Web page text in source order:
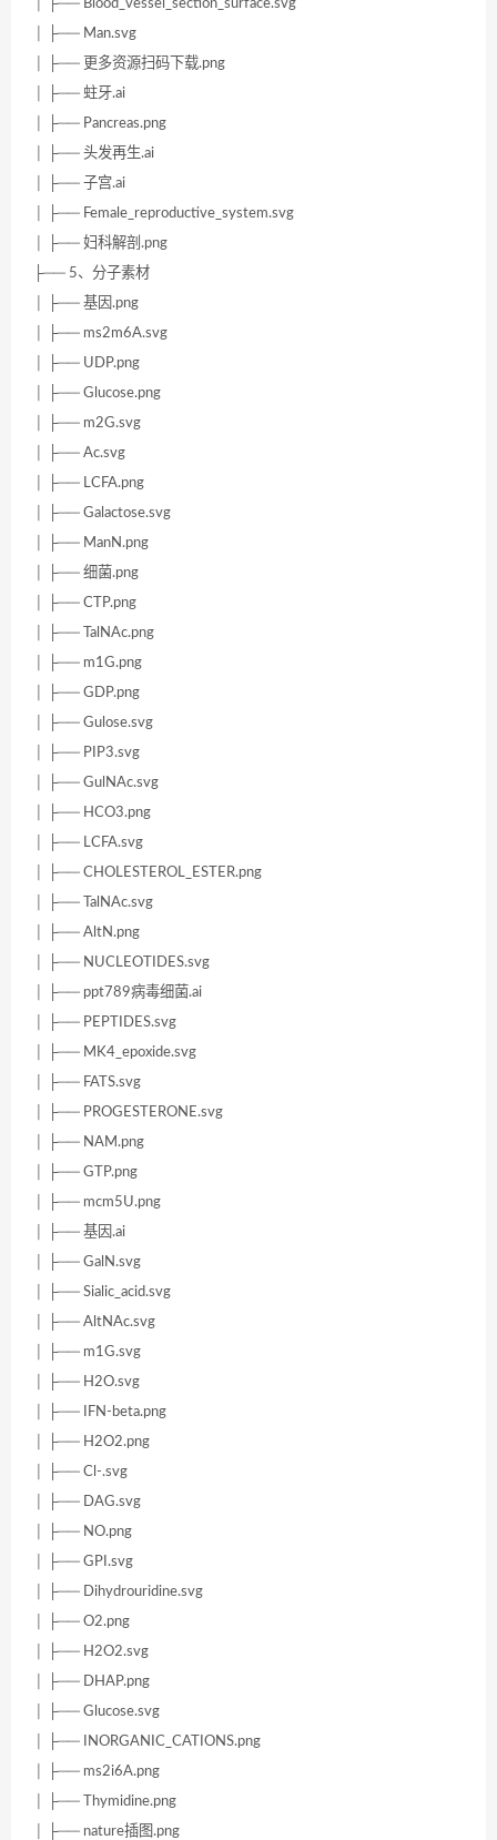
│ ├── Man.svg
│ ├── 更多资源扫码下载.png
│ ├── 蛀牙.ai
│ ├── Pancreas.png
│ ├── 头发再生.ai
│ ├── 子宫.ai
│ ├── Female_reproductive_system.svg
│ ├── 妇科解剖.png
├── 5、分子素材
│ ├── 基因.png
│ ├── ms2m6A.svg
│ ├── UDP.png
│ ├── Glucose.png
│ ├── m2G.svg
│ ├── Ac.svg
│ ├── LCFA.png
│ ├── Galactose.svg
│ ├── ManN.png
│ ├── 细菌.png
│ ├── CTP.png
│ ├── TalNAc.png
│ ├── m1G.png
│ ├── GDP.png
│ ├── Gulose.svg
│ ├── PIP3.svg
│ ├── GulNAc.svg
│ ├── HCO3.png
│ ├── LCFA.svg
│ ├── CHOLESTEROL_ESTER.png
│ ├── TalNAc.svg
│ ├── AltN.png
│ ├── NUCLEOTIDES.svg
│ ├── ppt789病毒细菌.ai
│ ├── PEPTIDES.svg
│ ├── MK4_epoxide.svg
│ ├── FATS.svg
│ ├── PROGESTERONE.svg
│ ├── NAM.png
│ ├── GTP.png
│ ├── mcm5U.png
│ ├── 基因.ai
│ ├── GalN.svg
│ ├── Sialic_acid.svg
│ ├── AltNAc.svg
│ ├── m1G.svg
│ ├── H2O.svg
│ ├── IFN-beta.png
│ ├── H2O2.png
│ ├── Cl-.svg
│ ├── DAG.svg
│ ├── NO.png
│ ├── GPI.svg
│ ├── Dihydrouridine.svg
│ ├── O2.png
│ ├── H2O2.svg
│ ├── DHAP.png
│ ├── Glucose.svg
│ ├── INORGANIC_CATIONS.png
│ ├── ms2i6A.png
│ ├── Thymidine.png
│ ├── nature插图.png